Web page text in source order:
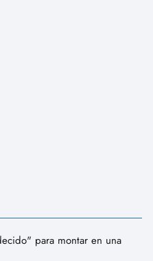
para montar en una